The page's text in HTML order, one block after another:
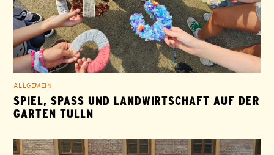
ALLGEMEIN
SPIEL, SPASS UND LANDWIRTSCHAFT AUF DER G
ARTEN TULLN